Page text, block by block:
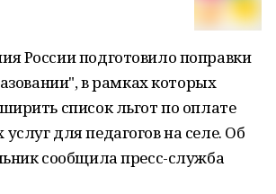
России подготовило поправки
в рамках которых
список льгот по оплате
для педагогов на селе. Об
сообщила пресс-служба